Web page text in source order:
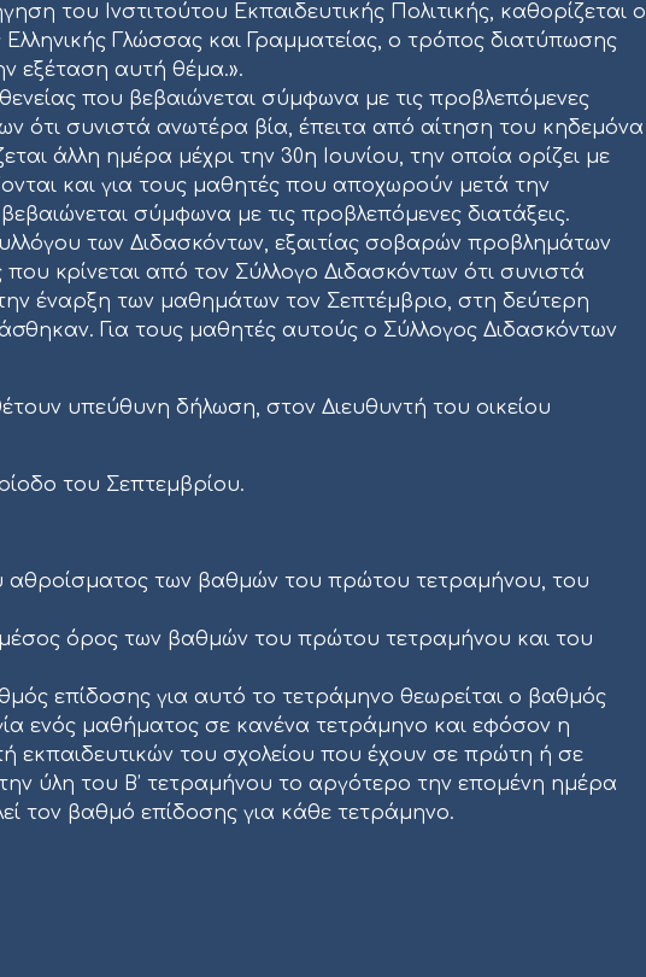
του Ινστιτούτου Εκπαιδευτικής Πολιτικής, καθορίζεται ο
Γλώσσας και Γραμματείας, ο τρόπος διατύπωσης
εξέταση αυτή θέμα.».
που βεβαιώνεται σύμφωνα με τις προβλεπόμενες
ότι συνιστά ανωτέρα βία, έπειτα από αίτηση του κηδεμόνα
άλλη ημέρα μέχρι την 30η Ιουνίου, την οποία ορίζει με
και για τους μαθητές που αποχωρούν μετά την
σύμφωνα με τις προβλεπόμενες διατάξεις.
των Διδασκόντων, εξαιτίας σοβαρών προβλημάτων
κρίνεται από τον Σύλλογο Διδασκόντων ότι συνιστά
έναρξη των μαθημάτων τον Σεπτέμβριο, στη δεύτερη
Για τους μαθητές αυτούς ο Σύλλογος Διδασκόντων
υπεύθυνη δήλωση, στον Διευθυντή του οικείου
του Σεπτεμβρίου.
αθροίσματος των βαθμών του πρώτου τετραμήνου, του
όρος των βαθμών του πρώτου τετραμήνου και του
επίδοσης για αυτό το τετράμηνο θεωρείται ο βαθμός
ενός μαθήματος σε κανένα τετράμηνο και εφόσον η
εκπαιδευτικών του σχολείου που έχουν σε πρώτη ή σε
ύλη του Β’ τετραμήνου το αργότερο την επομένη ημέρα
τον βαθμό επίδοσης για κάθε τετράμηνο.